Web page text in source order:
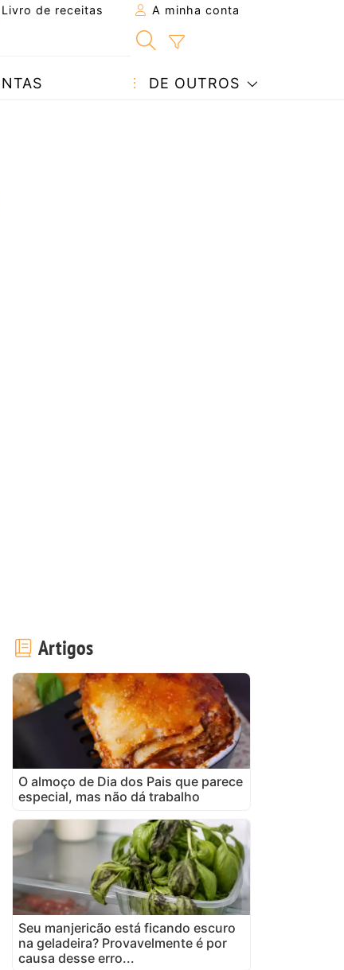
Livro de receitas A minha conta
DE OUTROS
a um amigo
páginao autor da receita
esta receita? Compartilhe
Artigos
O almoço de Dia dos Pais que parece
especial, mas não dá trabalho
Seu manjericão está ficando escuro
na geladeira? Provavelmente é por
causa desse erro...